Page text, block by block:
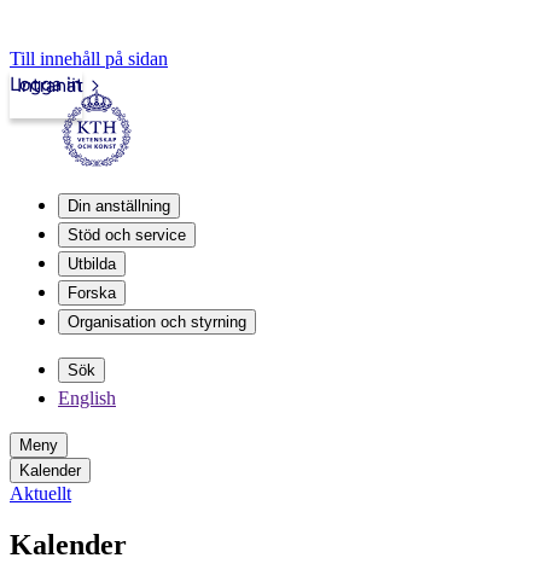
Till innehåll på sidan
Intranät
Logga in
Din anställning
Stöd och service
Utbilda
Forska
Organisation och styrning
Sök
English
Meny
Kalender
Aktuellt
Kalender